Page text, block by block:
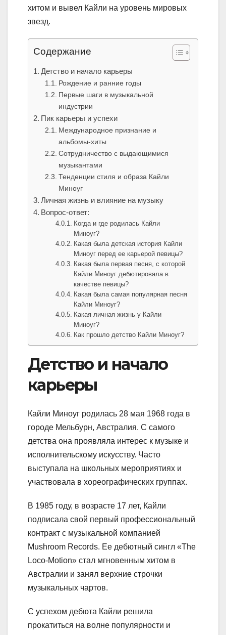
хитом и вывел Кайли на уровень мировых
звезд.
Содержание
Детство и начало карьеры
Рождение и ранние годы
Первые шаги в музыкальной
индустрии
Пик карьеры и успехи
Международное признание и
альбомы-хиты
Сотрудничество с выдающимися
музыкантами
Тенденции стиля и образа Кайли
Миноуг
Личная жизнь и влияние на музыку
Вопрос-ответ:
Когда и где родилась Кайли
Миноуг?
Какая была детская история Кайли
Миноуг перед ее карьерой певицы?
Какая была первая песня, с которой
Кайли Миноуг дебютировала в
качестве певицы?
Какая была самая популярная песня
Кайли Миноуг?
Какая личная жизнь у Кайли
Миноуг?
Как прошло детство Кайли Миноуг?
Детство и начало
карьеры
Кайли Миноуг родилась 28 мая 1968 года в
городе Мельбурн, Австралия. С самого
детства она проявляла интерес к музыке и
исполнительскому искусству. Часто
выступала на школьных мероприятиях и
участвовала в хореографических группах.
В 1985 году, в возрасте 17 лет, Кайли
подписала свой первый профессиональный
контракт с музыкальной компанией
Mushroom Records. Ее дебютный сингл «The
Loco-Motion» стал мгновенным хитом в
Австралии и занял верхние строчки
музыкальных чартов.
С успехом дебюта Кайли решила
прокатиться на волне популярности и